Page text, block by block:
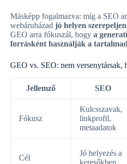
Másképp fogalmazva: míg a SEO
webáruházad jó helyen
GEO arra fókuszál, hogy a
forrásként használják a
GEO vs. SEO: nem versenytársak,
Jellemző SEO
Fókusz
Kulcsszavak,
linkprofil,
metaadatok
Cél
Jó helyezés a